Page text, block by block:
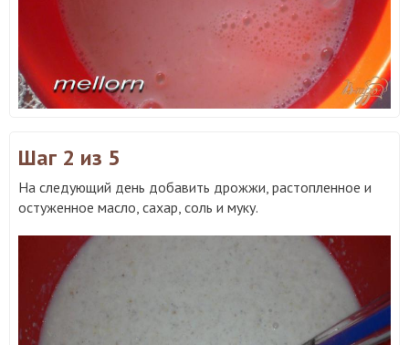
Шаг 2 из 5
На следующий день добавить дрожжи, растопленное и
остуженное масло, сахар, соль и муку.